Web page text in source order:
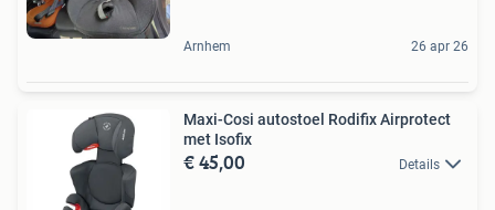
Arnhem 26 apr 26
Maxi-Cosi autostoel Rodifix Airprotect
met Isofix
€ 45,00 Details